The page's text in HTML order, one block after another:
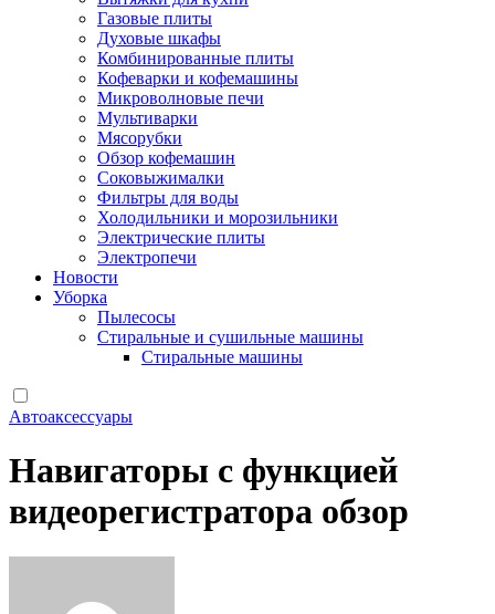
Газовые плиты
Духовые шкафы
Комбинированные плиты
Кофеварки и кофемашины
Микроволновые печи
Мультиварки
Мясорубки
Обзор кофемашин
Соковыжималки
Фильтры для воды
Холодильники и морозильники
Электрические плиты
Электропечи
Новости
Уборка
Пылесосы
Стиральные и сушильные машины
Стиральные машины
Автоаксессуары
Навигаторы с функцией
видеорегистратора обзор